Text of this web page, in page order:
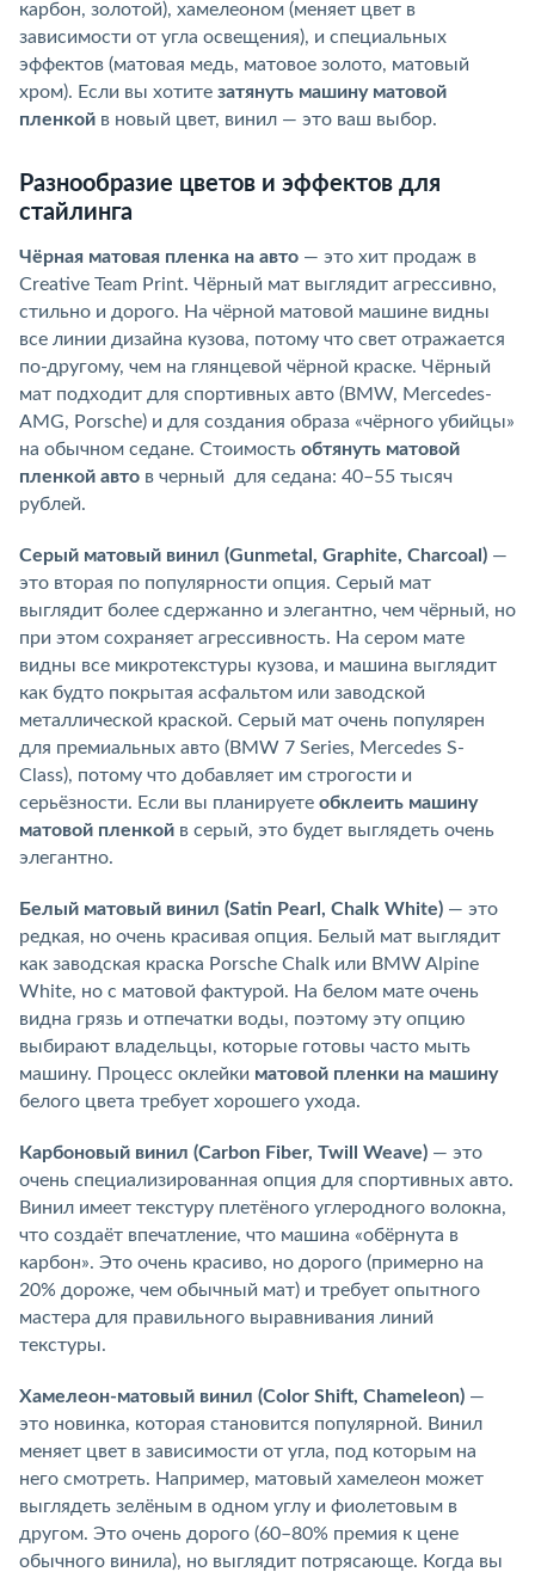
карбон, золотой), хамелеоном (меняет цвет в
зависимости от угла освещения), и специальных
эффектов (матовая медь, матовое золото, матовый
хром). Если вы хотите затянуть машину матовой
пленкой в новый цвет, винил — это ваш выбор.
Разнообразие цветов и эффектов для
стайлинга
Чёрная матовая пленка на авто — это хит продаж в
Creative Team Print. Чёрный мат выглядит агрессивно,
стильно и дорого. На чёрной матовой машине видны
все линии дизайна кузова, потому что свет отражается
по-другому, чем на глянцевой чёрной краске. Чёрный
мат подходит для спортивных авто (BMW, Mercedes-
AMG, Porsche) и для создания образа «чёрного убийцы»
на обычном седане. Стоимость обтянуть матовой
пленкой авто в черный для седана: 40–55 тысяч
рублей.
Серый матовый винил (Gunmetal, Graphite, Charcoal) —
это вторая по популярности опция. Серый мат
выглядит более сдержанно и элегантно, чем чёрный, но
при этом сохраняет агрессивность. На сером мате
видны все микротекстуры кузова, и машина выглядит
как будто покрытая асфальтом или заводской
металлической краской. Серый мат очень популярен
для премиальных авто (BMW 7 Series, Mercedes S-
Class), потому что добавляет им строгости и
серьёзности. Если вы планируете обклеить машину
матовой пленкой в серый, это будет выглядеть очень
элегантно.
Белый матовый винил (Satin Pearl, Chalk White) — это
редкая, но очень красивая опция. Белый мат выглядит
как заводская краска Porsche Chalk или BMW Alpine
White, но с матовой фактурой. На белом мате очень
видна грязь и отпечатки воды, поэтому эту опцию
выбирают владельцы, которые готовы часто мыть
машину. Процесс оклейки матовой пленки на машину
белого цвета требует хорошего ухода.
Карбоновый винил (Carbon Fiber, Twill Weave) — это
очень специализированная опция для спортивных авто.
Винил имеет текстуру плетёного углеродного волокна,
что создаёт впечатление, что машина «обёрнута в
карбон». Это очень красиво, но дорого (примерно на
20% дороже, чем обычный мат) и требует опытного
мастера для правильного выравнивания линий
текстуры.
Хамелеон-матовый винил (Color Shift, Chameleon) —
это новинка, которая становится популярной. Винил
меняет цвет в зависимости от угла, под которым на
него смотреть. Например, матовый хамелеон может
выглядеть зелёным в одном углу и фиолетовым в
другом. Это очень дорого (60–80% премия к цене
обычного винила), но выглядит потрясающе. Когда вы